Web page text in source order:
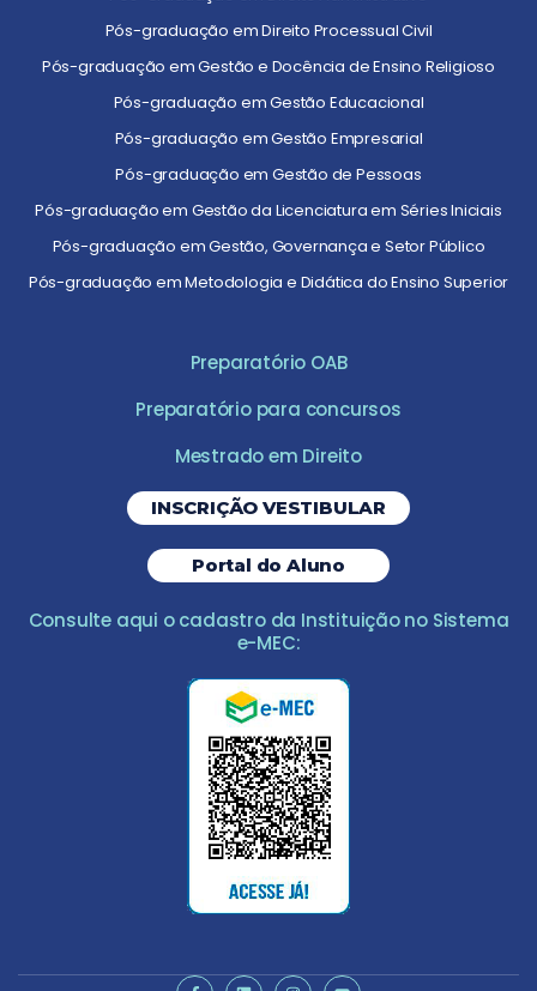
Pós-graduação em Direito Processual Civil
Pós-graduação em Gestão e Docência de Ensino Religioso
Pós-graduação em Gestão Educacional
Pós-graduação em Gestão Empresarial
Pós-graduação em Gestão de Pessoas
Pós-graduação em Gestão da Licenciatura em Séries Iniciais
Pós-graduação em Gestão, Governança e Setor Público
Pós-graduação em Metodologia e Didática do Ensino Superior
Preparatório OAB
Preparatório para concursos
Mestrado em Direito
INSCRIÇÃO VESTIBULAR
Portal do Aluno
Consulte aqui o cadastro da Instituição no Sistema
e-MEC: